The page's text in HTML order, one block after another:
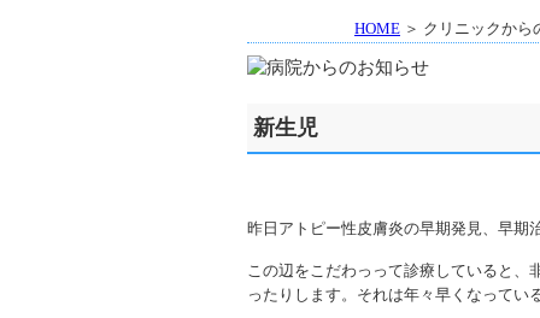
HOME ＞ クリニックか
新生児
昨日アトピー性皮膚炎の早期発見、早期
この辺をこだわっって診療していると、
ったりします。それは年々早くなってい